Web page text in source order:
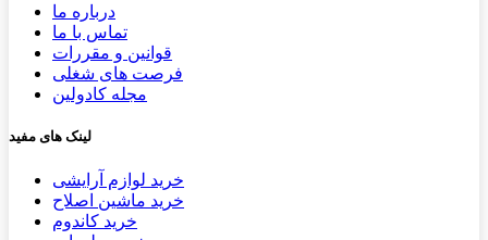
درباره ما
تماس با ما
قوانین و مقررات
فرصت های شغلی
مجله کادولین
لینک های مفید
خرید لوازم آرایشی
خرید ماشین اصلاح
خرید کاندوم